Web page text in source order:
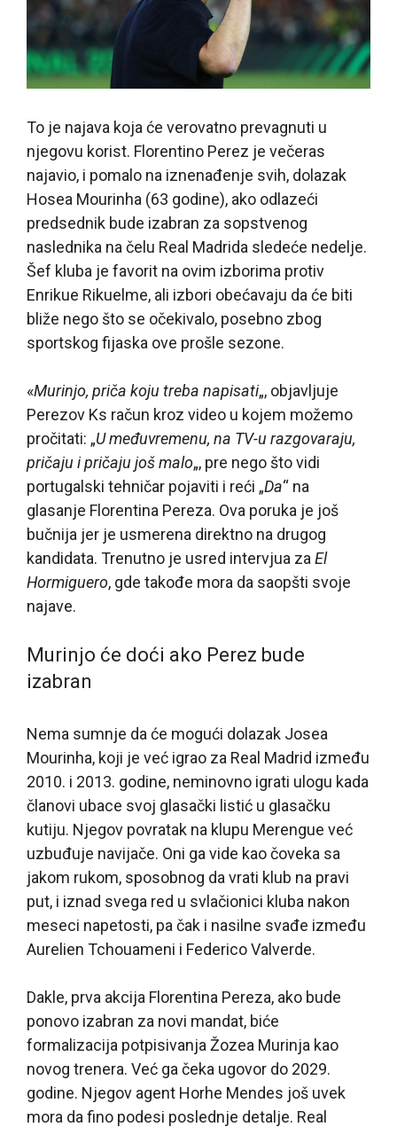
To je najava koja će verovatno prevagnuti u
njegovu korist. Florentino Perez je večeras
najavio, i pomalo na iznenađenje svih, dolazak
Hosea Mourinha (63 godine), ako odlazeći
predsednik bude izabran za sopstvenog
naslednika na čelu Real Madrida sledeće nedelje.
Šef kluba je favorit na ovim izborima protiv
Enrikue Rikuelme, ali izbori obećavaju da će biti
bliže nego što se očekivalo, posebno zbog
sportskog fijaska ove prošle sezone.
«Murinjo, priča koju treba napisati„, objavljuje
Perezov Ks račun kroz video u kojem možemo
pročitati: „U međuvremenu, na TV-u razgovaraju,
pričaju i pričaju još malo„, pre nego što vidi
portugalski tehničar pojaviti i reći „Da“ na
glasanje Florentina Pereza. Ova poruka je još
bučnija jer je usmerena direktno na drugog
kandidata. Trenutno je usred intervjua za El
Hormiguero, gde takođe mora da saopšti svoje
najave.
Murinjo će doći ako Perez bude
izabran
Nema sumnje da će mogući dolazak Josea
Mourinha, koji je već igrao za Real Madrid između
2010. i 2013. godine, neminovno igrati ulogu kada
članovi ubace svoj glasački listić u glasačku
kutiju. Njegov povratak na klupu Merengue već
uzbuđuje navijače. Oni ga vide kao čoveka sa
jakom rukom, sposobnog da vrati klub na pravi
put, i iznad svega red u svlačionici kluba nakon
meseci napetosti, pa čak i nasilne svađe između
Aurelien Tchouameni i Federico Valverde.
Dakle, prva akcija Florentina Pereza, ako bude
ponovo izabran za novi mandat, biće
formalizacija potpisivanja Žozea Murinja kao
novog trenera. Već ga čeka ugovor do 2029.
godine. Njegov agent Horhe Mendes još uvek
mora da fino podesi poslednje detalje. Real